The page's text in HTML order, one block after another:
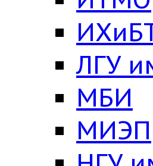
ЛГУ
МБИ
МИЭП